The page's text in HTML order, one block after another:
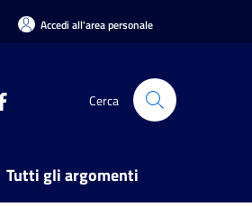
Accedi all'area personale
Cerca
Tutti gli argomenti